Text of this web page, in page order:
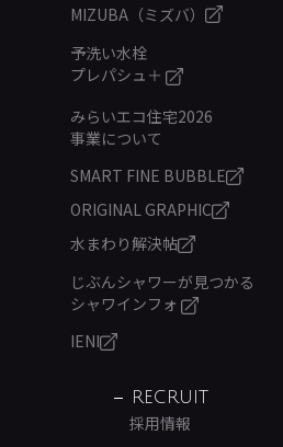
MIZUBA（ミズバ）
予洗い水栓
プレパシュ＋
みらいエコ住宅2026
事業について
SMART FINE BUBBLE
ORIGINAL GRAPHIC
水まわり解決帖
じぶんシャワーが見つかる
シャワインフォ
IENI
RECRUIT
採用情報